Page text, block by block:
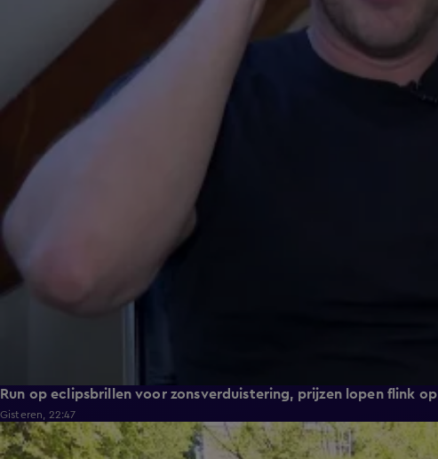
Run op eclipsbrillen voor zonsverduistering, prijzen lopen flink op
Gisteren, 22:47
1:54